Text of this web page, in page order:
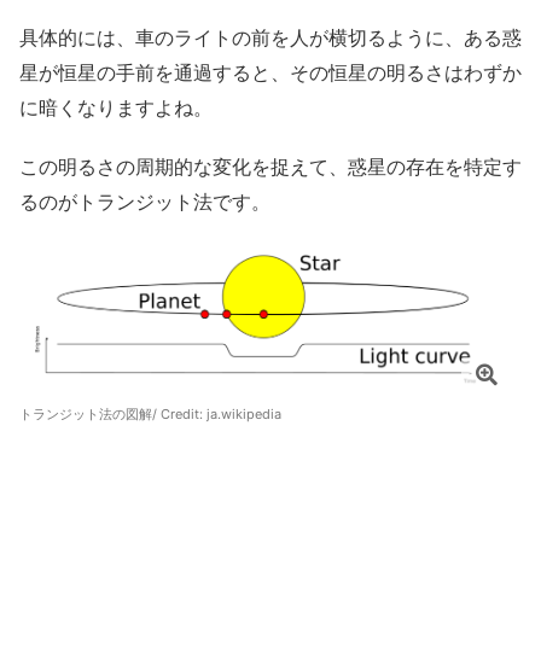
具体的には、車のライトの前を人が横切るように、ある惑
星が恒星の手前を通過すると、その恒星の明るさはわずか
に暗くなりますよね。
この明るさの周期的な変化を捉えて、惑星の存在を特定す
るのがトランジット法です。
トランジット法の図解/ Credit: ja.wikipedia